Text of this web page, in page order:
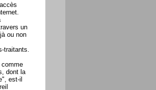
un
ou non
traitants.
dont la
est-il